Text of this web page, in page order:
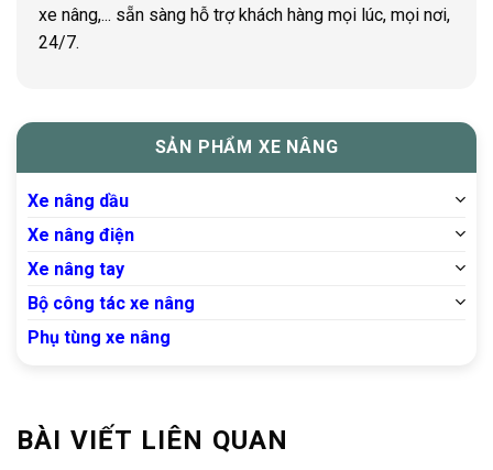
xe nâng,... sẵn sàng hỗ trợ khách hàng mọi lúc, mọi nơi,
24/7.
SẢN PHẨM XE NÂNG
Xe nâng dầu
Xe nâng điện
Xe nâng tay
Bộ công tác xe nâng
Phụ tùng xe nâng
BÀI VIẾT LIÊN QUAN